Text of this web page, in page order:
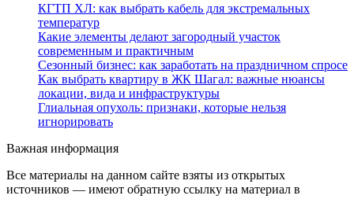
КГТП ХЛ: как выбрать кабель для экстремальных
температур
Какие элементы делают загородный участок
современным и практичным
Сезонный бизнес: как заработать на праздничном спросе
Как выбрать квартиру в ЖК Шагал: важные нюансы
локации, вида и инфраструктуры
Глиальная опухоль: признаки, которые нельзя
игнорировать
Важная информация
Все материалы на данном сайте взяты из открытых
источников — имеют обратную ссылку на материал в